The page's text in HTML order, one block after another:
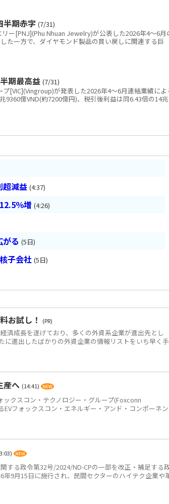
期赤字 (7/31)
ー[PNJ](Phu Nhuan Jewelry)が公表した2026年4～6月
た一方で、ダイヤモンド製品の買い戻しに関連する巨
期最高益 (7/31)
[VIC](Vingroup)が発表した2026年4～6月連結業績によ
9360億VND(約7200億円)、税引後利益は同6.43倍の14兆
超減益 (4:37)
％増 (4:26)
る (5日)
子会社 (5日)
お試し！ (PR)
成長を遂げており、多くの外資系企業が進出先とし
に進出したばかりの外資企業の情報リストをいち早く手
産へ (14:41)
クスコン・テクノロジー・グループ(Foxconn
フォックスコン・エネルギー・アンド・コンポーネ
する政令第32号/2024/ND-CPの一部を改正・補足する
9月15日に施行され、民間セクターのハイテク企業や